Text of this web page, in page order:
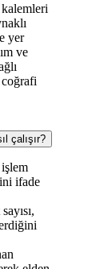
yer
ve
çalışır?
ifade